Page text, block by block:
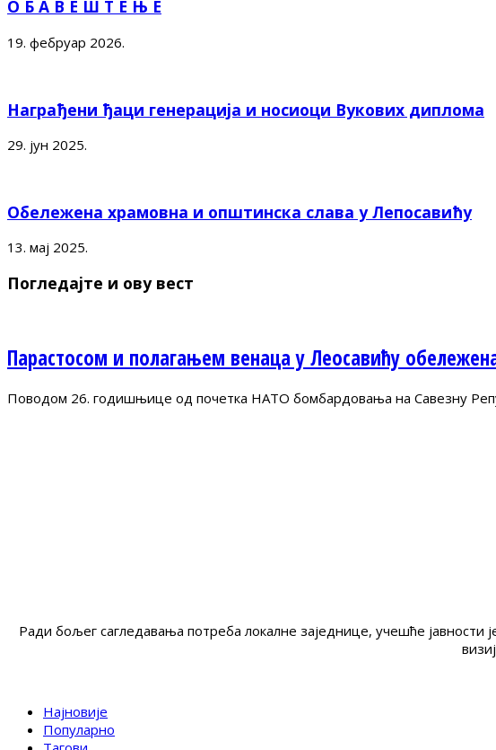
О Б А В Е Ш Т Е Њ Е
19. фебруар 2026.
Награђени ђаци генерација и носиоци Вукових диплома
29. јун 2025.
Обележена храмовна и општинска слава у Лепосавићу
13. мај 2025.
Погледајте и ову вест
Парастосом и полагањем венаца у Леосавићу
Поводом 26. годишњице од почетка НАТО бомбардовања на Савезну
Ради бољег сагледавања потреба локалне заједнице, учешће
Најновије
Популарно